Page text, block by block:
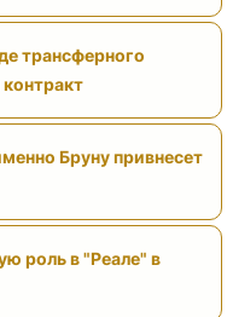
трансферного
Бруну привнесет
роль в "Реале" в